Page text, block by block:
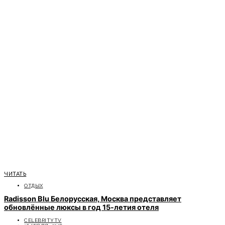
ЧИТАТЬ
ОТДЫХ
Radisson Blu Белорусская, Москва представляет
обновлённые люксы в год 15-летия отеля
CELEBRITYTV